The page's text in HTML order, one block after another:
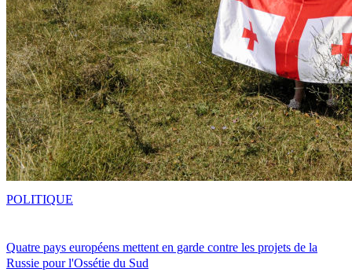
Quatre pays européens mettent en garde contre les projets de la
Russie pour l'Ossétie du Sud
POLITIQUE